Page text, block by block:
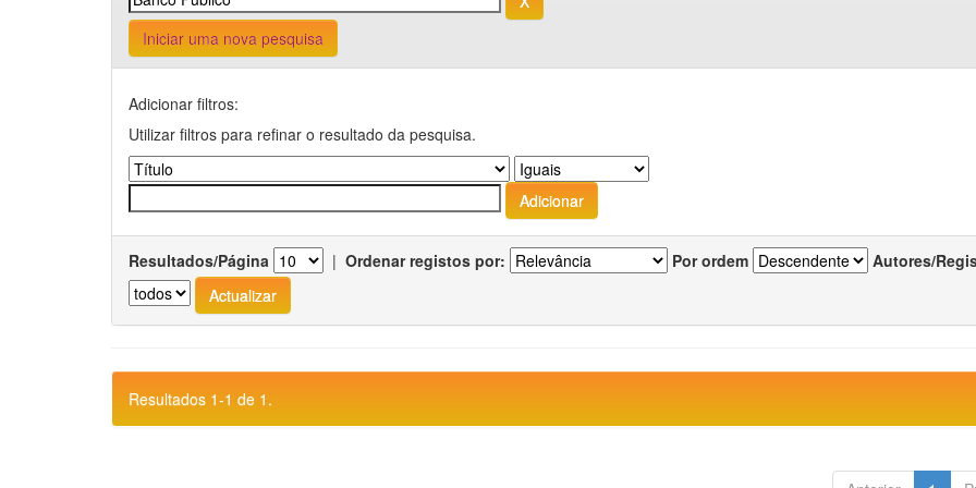
Iniciar uma nova pesquisa
Adicionar filtros:
Utilizar filtros para refinar o resultado da pesquisa.
Resultados/Página | Ordenar registos por: Por ordem Autores/
Resultados 1-1 de 1.